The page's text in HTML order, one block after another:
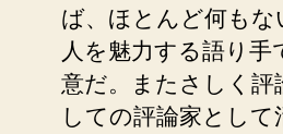
ば、ほとんど何もな
人を魅力する語り
意だ。またさしく評
しての評論家として